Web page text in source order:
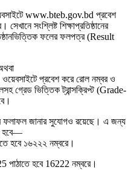
www.bteb.gov.bd প্রবেশ
সংশ্লিষ্ট শিক্ষাপ্রতিষ্ঠানের
ফলের ফলপত্র (Result
প্রবেশ করে রোল নম্বর ও
গ্রেড ভিত্তিক ট্রান্সক্রিপ্ট (Grade-
ফলাফল জানার সুযোগও রয়েছে। এ জন্য
হবে—
হবে ১৬২২২ নম্বরে।
হবে 16222 নম্বরে।